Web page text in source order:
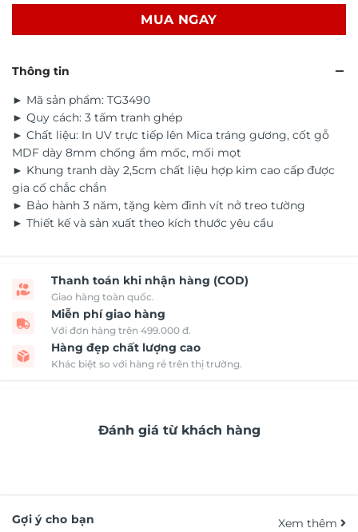
MUA NGAY
Thông tin
► Mã sản phẩm: TG3490
► Quy cách: 3 tấm tranh ghép
► Chất liệu: In UV trực tiếp lên Mica tráng gương, cốt gỗ
MDF dày 8mm chống ẩm mốc, mối mọt
► Khung tranh dày 2,5cm chất liệu hợp kim cao cấp được
gia cố chắc chắn
► Bảo hành 3 năm, tặng kèm đinh vít nở treo tường
► Thiết kế và sản xuất theo kích thước yêu cầu
Thanh toán khi nhận hàng (COD)
Giao hàng toàn quốc.
Miễn phí giao hàng
Với đơn hàng trên 499.000 đ.
Hàng đẹp chất lượng cao
Khác biệt so với hàng rẻ trên thị trường.
Đánh giá từ khách hàng
Gợi ý cho bạn Xem thêm